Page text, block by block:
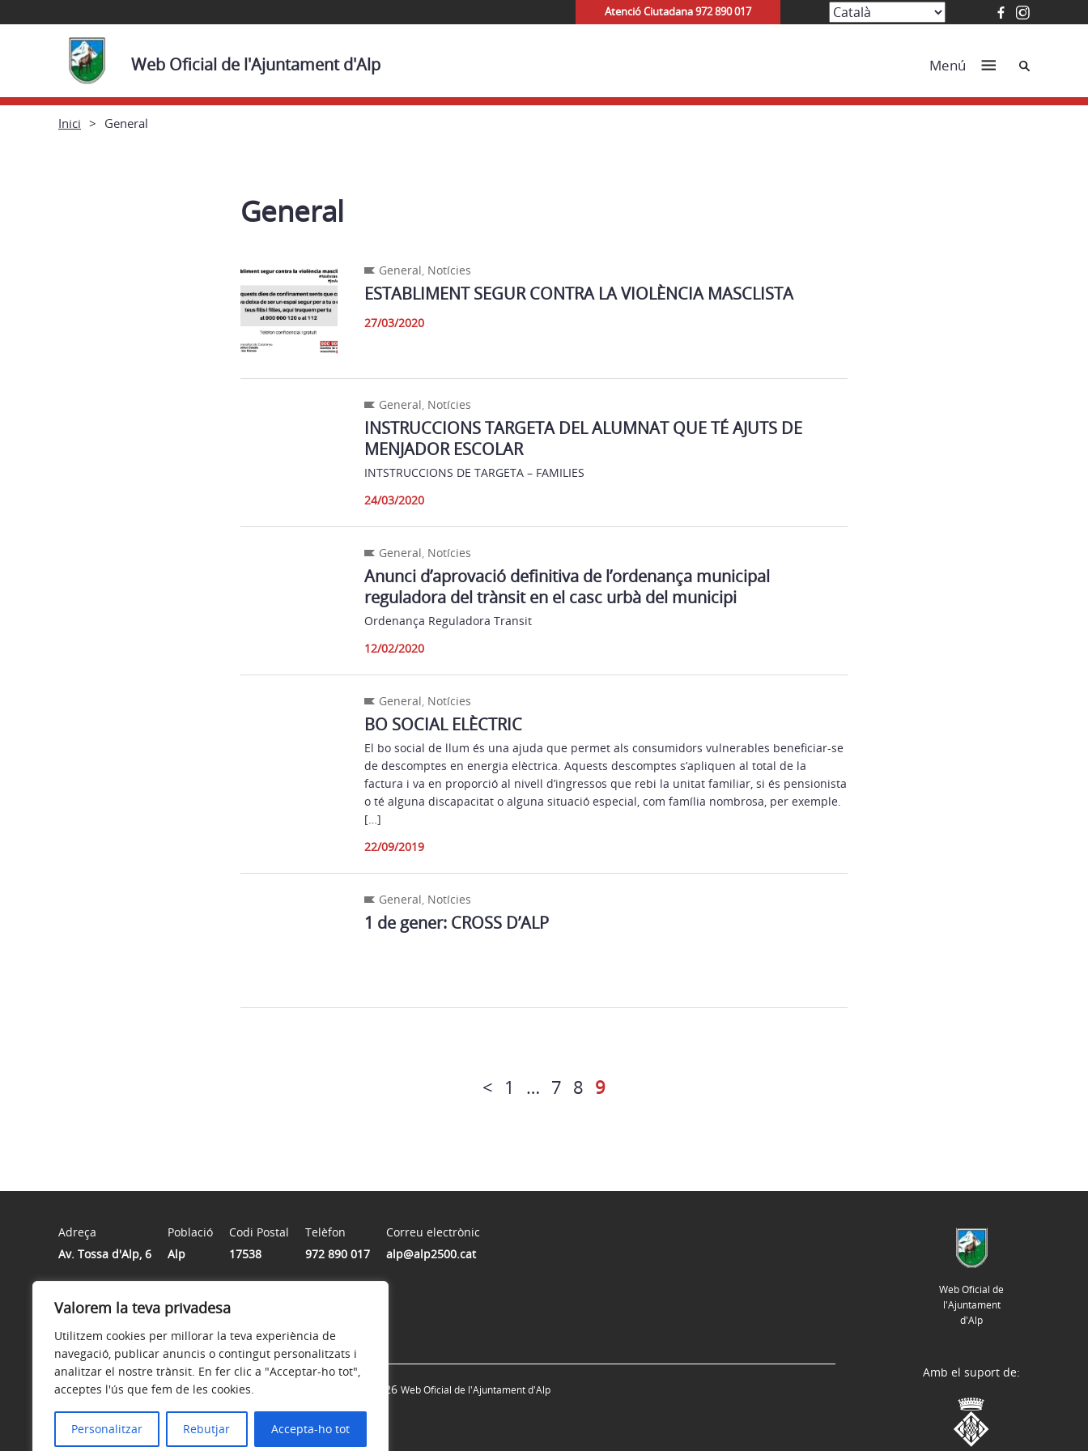
Valorem la teva privadesa
Utilitzem cookies per millorar la teva experiència de
navegació, publicar anuncis o contingut personalitzats i
analitzar el nostre trànsit. En fer clic a "Acceptar-ho tot",
acceptes l'ús que fem de les cookies.
Personalitzar Rebutjar Accepta-ho tot
Atenció Ciutadana 972 890 017
Web Oficial de l'Ajuntament d'Alp Menú Cerca
Inici General
General
General, Notícies
ESTABLIMENT SEGUR CONTRA LA VIOLÈNCIA MASCLISTA
27/03/2020
General, Notícies
INSTRUCCIONS TARGETA DEL ALUMNAT QUE TÉ AJUTS DE
MENJADOR ESCOLAR
INTSTRUCCIONS DE TARGETA – FAMILIES
24/03/2020
General, Notícies
Anunci d’aprovació definitiva de l’ordenança municipal
reguladora del trànsit en el casc urbà del municipi
Ordenança Reguladora Transit
12/02/2020
General, Notícies
BO SOCIAL ELÈCTRIC
El bo social de llum és una ajuda que permet als consumidors vulnerables beneficiar-se
de descomptes en energia elèctrica. Aquests descomptes s’apliquen al total de la
factura i va en proporció al nivell d’ingressos que rebi la unitat familiar, si és pensionista
o té alguna discapacitat o alguna situació especial, com família nombrosa, per exemple.
[…]
22/09/2019
General, Notícies
1 de gener: CROSS D’ALP
< 1 … 7 8 9
Adreça
Av. Tossa d'Alp, 6
Població
Alp
Codi Postal
17538
Telèfon
972 890 017
Correu electrònic
alp@alp2500.cat
Horari
DILLUNS a DIVENDRES de 9:00 a 14:00 hores
Web Oficial de
l'Ajuntament
d'Alp
Avís legal Política de privacitat © 2026 Web Oficial de l'Ajuntament d'Alp
Amb el suport de: